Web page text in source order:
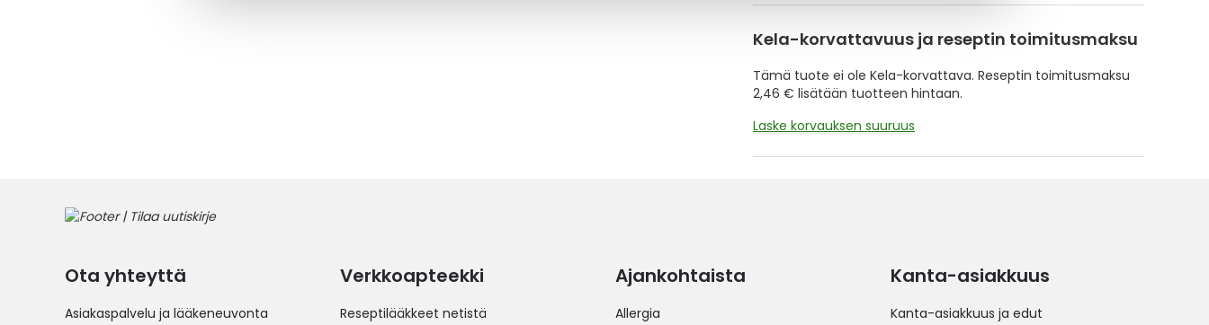
Kela-korvattavuus ja reseptin toimitusmaksu
Tämä tuote ei ole Kela-korvattava. Reseptin toimitusmaksu
2,46 € lisätään tuotteen hintaan.
Laske korvauksen suuruus
Ota yhteyttä
Asiakaspalvelu ja lääkeneuvonta
Verkkoapteekki
Reseptilääkkeet netistä
Ajankohtaista
Allergia
Kanta-asiakkuus
Kanta-asiakkuus ja edut